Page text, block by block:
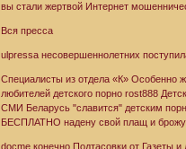
вы стали жертвой Интернет
Вся пресса
ulpressa несовершеннолетних
Специалисты из отдела «К» Особенно
любителей детского порно rost888
СМИ Беларусь "славится" детским
БЕСПЛАТНО надену свой плащ и брожу
docme конечно Подтасовки от Газеты